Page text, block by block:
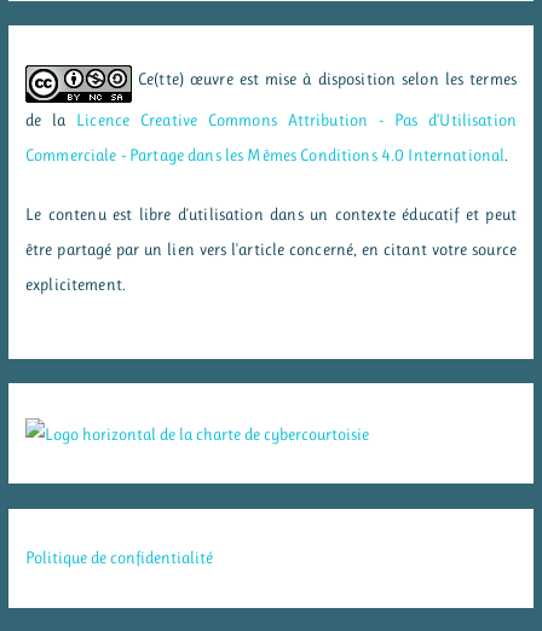
Ce(tte) œuvre est mise à disposition selon les termes
de la Licence Creative Commons Attribution - Pas d’Utilisation
Commerciale - Partage dans les Mêmes Conditions 4.0 International
Le contenu est libre d'utilisation dans un contexte éducatif et peut
être partagé par un lien vers l'article concerné, en citant votre source
explicitement.
Politique de confidentialité